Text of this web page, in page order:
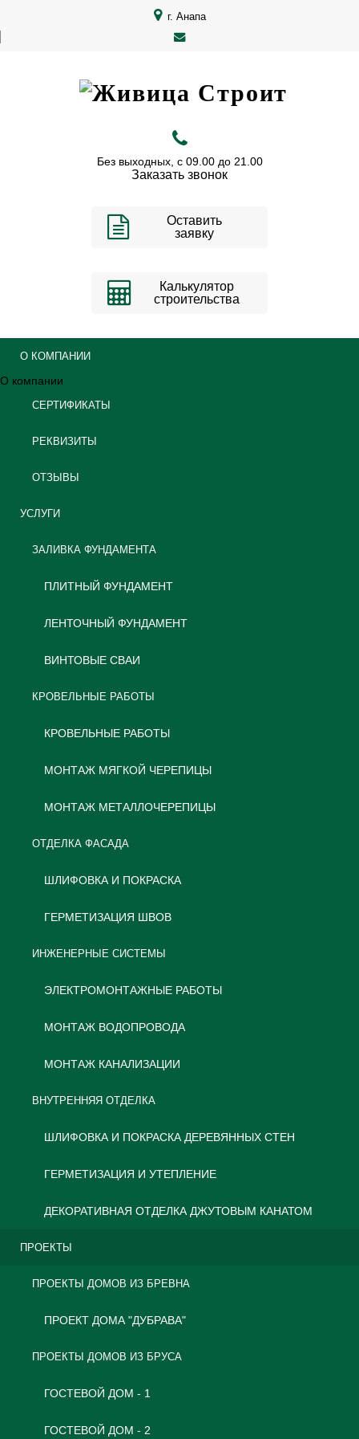
г. Анапа
Без выходных, с 09.00 до 21.00
Заказать звонок
Оставить
заявку
Калькулятор
строительства
О КОМПАНИИ
О компании
СЕРТИФИКАТЫ
РЕКВИЗИТЫ
ОТЗЫВЫ
УСЛУГИ
ЗАЛИВКА ФУНДАМЕНТА
ПЛИТНЫЙ ФУНДАМЕНТ
ЛЕНТОЧНЫЙ ФУНДАМЕНТ
ВИНТОВЫЕ СВАИ
КРОВЕЛЬНЫЕ РАБОТЫ
КРОВЕЛЬНЫЕ РАБОТЫ
МОНТАЖ МЯГКОЙ ЧЕРЕПИЦЫ
МОНТАЖ МЕТАЛЛОЧЕРЕПИЦЫ
ОТДЕЛКА ФАСАДА
ШЛИФОВКА И ПОКРАСКА
ГЕРМЕТИЗАЦИЯ ШВОВ
ИНЖЕНЕРНЫЕ СИСТЕМЫ
ЭЛЕКТРОМОНТАЖНЫЕ РАБОТЫ
МОНТАЖ ВОДОПРОВОДА
МОНТАЖ КАНАЛИЗАЦИИ
ВНУТРЕННЯЯ ОТДЕЛКА
ШЛИФОВКА И ПОКРАСКА ДЕРЕВЯННЫХ СТЕН
ГЕРМЕТИЗАЦИЯ И УТЕПЛЕНИЕ
ДЕКОРАТИВНАЯ ОТДЕЛКА ДЖУТОВЫМ КАНАТОМ
ПРОЕКТЫ
ПРОЕКТЫ ДОМОВ ИЗ БРЕВНА
ПРОЕКТ ДОМА "ДУБРАВА"
ПРОЕКТЫ ДОМОВ ИЗ БРУСА
ГОСТЕВОЙ ДОМ - 1
ГОСТЕВОЙ ДОМ - 2